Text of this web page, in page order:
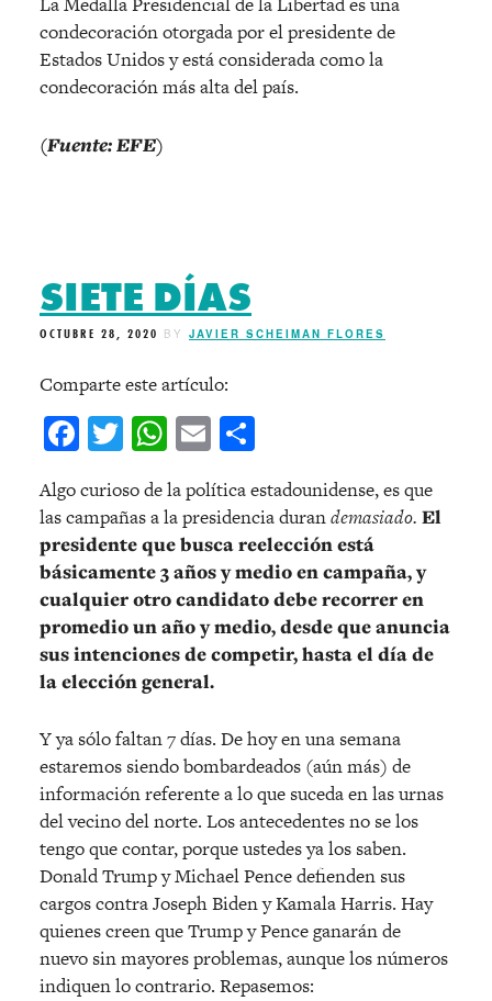
condecoración otorgada por el presidente de
Estados Unidos y está considerada como la
condecoración más alta del país.
(Fuente: EFE)
SIETE DÍAS
OCTUBRE 28, 2020 BY JAVIER SCHEIMAN FLORES
Comparte este artículo:
Facebook
Twitter
WhatsApp
Email
Algo curioso de la política estadounidense, es que
las campañas a la presidencia durandemasiado. El
presidente que busca reelección está
básicamente 3 años y medio en campaña, y
cualquier otro candidato debe recorrer en
promedio un año y medio, desde que anuncia
sus intenciones de competir, hasta el día de
la elección general.
Y ya sólo faltan 7 días. De hoy en una semana
estaremos siendo bombardeados (aún más) de
información referente a lo que suceda en las urnas
del vecino del norte. Los antecedentes no se los
tengo que contar, porque ustedes ya los saben.
Donald Trump y Michael Pence defienden sus
cargos contra Joseph Biden y Kamala Harris. Hay
quienes creen que Trump y Pence ganarán de
nuevo sin mayores problemas, aunque los números
indiquen lo contrario. Repasemos: